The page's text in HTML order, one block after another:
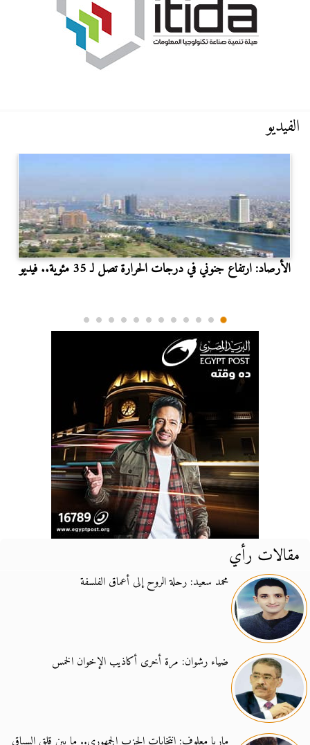
الفيديو
الأرصاد: ارتفاع جنوني في درجات الحرارة تصل لـ 35 مئوية.. فيديو
مقالات رأي
محمد سعيد: رحلة الروح إلى أعماق الفلسفة
ضياء رشوان: مرة أخرى أكاذيب الإخوان الخمس